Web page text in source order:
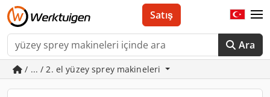
Ara
Satış
/ ... / 2. el yüzey sprey makineleri